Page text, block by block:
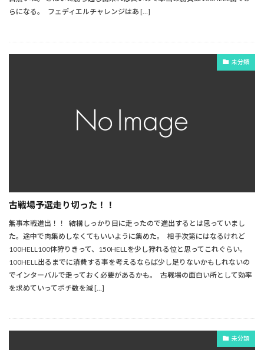
らになる。 フェディエルチャレンジはあ […]
未分類
古戦場予選走り切った！！
無事本戦進出！！ 結構しっかり目に走ったので進出するとは思っていまし
た。途中で肉集めしなくてもいいように集めた。 相手次第にはなるけれど
100HELL100体狩りきって、150HELLを少し狩れる位と思ってこれぐらい。
100HELL出るまでに消費する事を考えるならば少し足りないかもしれないの
でインターバルで走っておく必要があるかも。 古戦場の面白い所として効率
を求めていってポチ数を減 […]
未分類